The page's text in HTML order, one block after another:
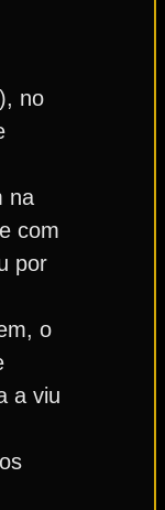
no
na
com
por
o
a viu